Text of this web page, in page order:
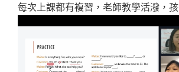
每次上課都有複習，老師教學活潑，